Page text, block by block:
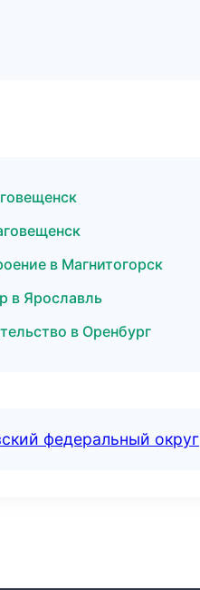
в Магнитогорск
в Ярославль
в Оренбург
федеральный округ